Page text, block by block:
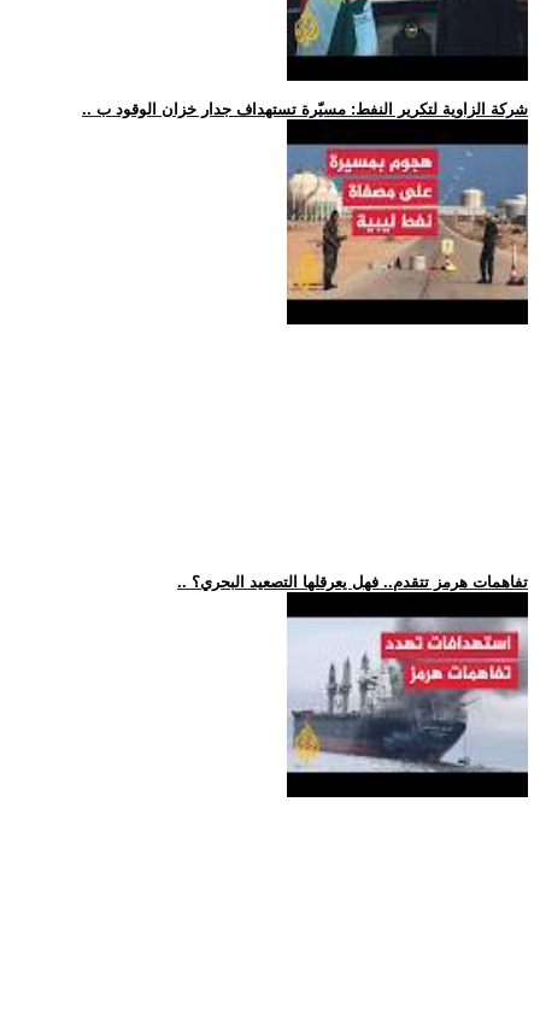
.. شركة الزاوية لتكرير النفط: مسيّرة تستهداف جدار خزان الوقود ب
.. تفاهمات هرمز تتقدم.. فهل يعرقلها التصعيد البحري؟